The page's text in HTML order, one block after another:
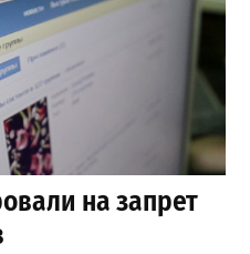
на запрет